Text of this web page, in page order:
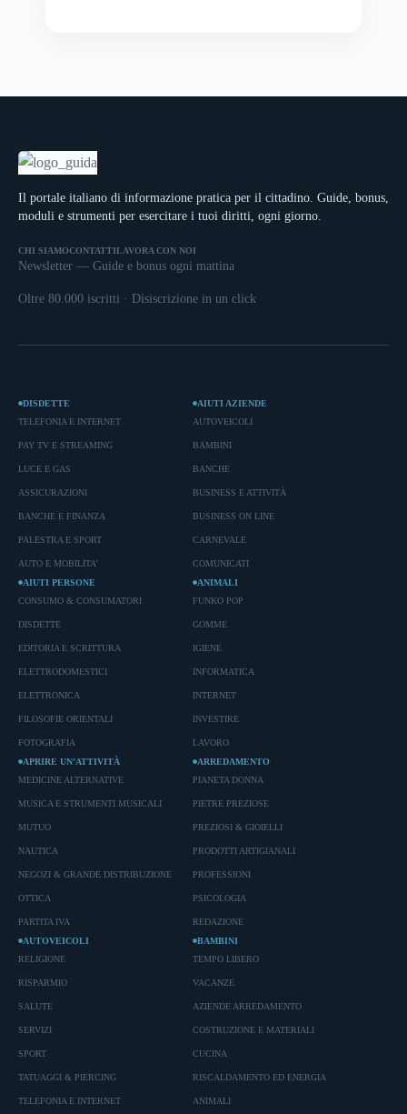
Il portale italiano di informazione pratica per il cittadino. Guide, bonus,
moduli e strumenti per esercitare i tuoi diritti, ogni giorno.
CHI SIAMOCONTATTI LAVORA CON NOI
Newsletter — Guide e bonus ogni mattina
Oltre 80.000 iscritti · Disiscrizione in un click
DISDETTE
TELEFONIA E INTERNET
PAY TV E STREAMING
LUCE E GAS
ASSICURAZIONI
BANCHE E FINANZA
PALESTRA E SPORT
AUTO E MOBILITA'
AIUTI AZIENDE
AUTOVEICOLI
BAMBINI
BANCHE
BUSINESS E ATTIVITÀ
BUSINESS ON LINE
CARNEVALE
COMUNICATI
AIUTI PERSONE
CONSUMO & CONSUMATORI
DISDETTE
EDITORIA E SCRITTURA
ELETTRODOMESTICI
ELETTRONICA
FILOSOFIE ORIENTALI
FOTOGRAFIA
ANIMALI
FUNKO POP
GOMME
IGIENE
INFORMATICA
INTERNET
INVESTIRE
LAVORO
APRIRE UN’ATTIVITÀ
MEDICINE ALTERNATIVE
MUSICA E STRUMENTI MUSICALI
MUTUO
NAUTICA
NEGOZI & GRANDE DISTRIBUZIONE
OTTICA
PARTITA IVA
ARREDAMENTO
PIANETA DONNA
PIETRE PREZIOSE
PREZIOSI & GIOIELLI
PRODOTTI ARTIGIANALI
PROFESSIONI
PSICOLOGIA
REDAZIONE
AUTOVEICOLI
RELIGIONE
RISPARMIO
SALUTE
SERVIZI
SPORT
TATUAGGI & PIERCING
TELEFONIA E INTERNET
BAMBINI
TEMPO LIBERO
VACANZE
AZIENDE ARREDAMENTO
COSTRUZIONE E MATERIALI
CUCINA
RISCALDAMENTO ED ENERGIA
ANIMALI